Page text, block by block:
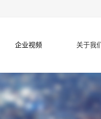
企业视频 关于我们
联系方式